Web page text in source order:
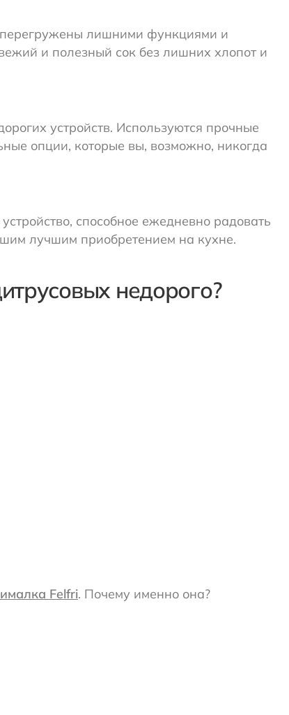
перегружены лишними функциями и
и полезный сок без лишних хлопот и
устройств. Используются прочные
опции, которые вы, возможно, никогда
способное ежедневно радовать
лучшим приобретением на кухне.
недорого?
Felfri. Почему именно она?